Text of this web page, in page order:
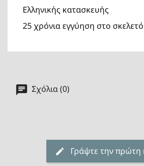
Ελληνικής κατασκευής
25 χρόνια εγγύηση στο σκελετό
Σχόλια (0)
Γράψτε την πρώτη